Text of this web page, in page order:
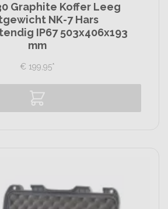
Graphite Koffer Leeg
NK-7 Hars
IP67 503x406x193
mm
€ 199, 95*